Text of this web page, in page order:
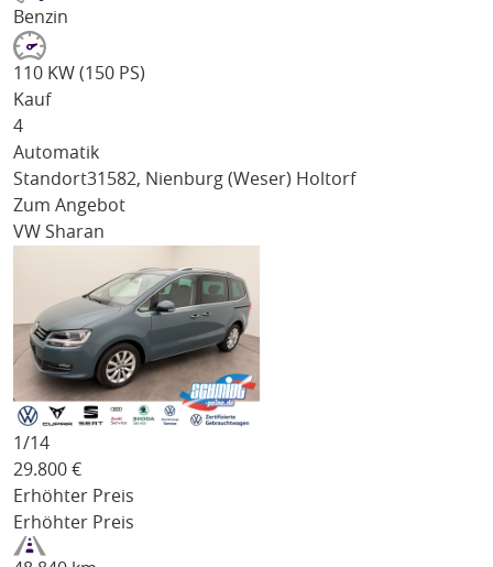
Benzin
110 KW (150 PS)
Kauf
4
Automatik
Standort31582, Nienburg (Weser) Holtorf
Zum Angebot
VW Sharan
1/14
29.800 €
Erhöhter Preis
Erhöhter Preis